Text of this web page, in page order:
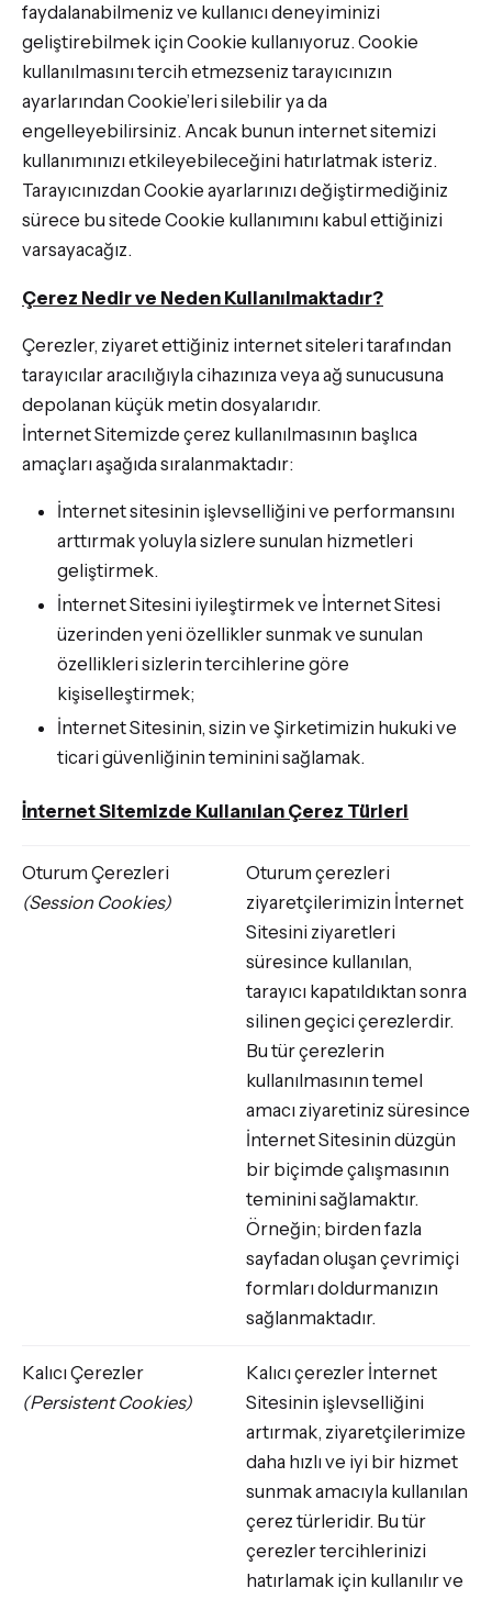
faydalanabilmeniz ve kullanıcı deneyiminizi
geliştirebilmek için Cookie kullanıyoruz. Cookie
kullanılmasını tercih etmezseniz tarayıcınızın
ayarlarından Cookie’leri silebilir ya da
engelleyebilirsiniz. Ancak bunun internet sitemizi
kullanımınızı etkileyebileceğini hatırlatmak isteriz.
Tarayıcınızdan Cookie ayarlarınızı değiştirmediğiniz
sürece bu sitede Cookie kullanımını kabul ettiğinizi
varsayacağız.
Çerez Nedir ve Neden Kullanılmaktadır?
Çerezler, ziyaret ettiğiniz internet siteleri tarafından
tarayıcılar aracılığıyla cihazınıza veya ağ sunucusuna
depolanan küçük metin dosyalarıdır.
İnternet Sitemizde çerez kullanılmasının başlıca
amaçları aşağıda sıralanmaktadır:
İnternet sitesinin işlevselliğini ve performansını
arttırmak yoluyla sizlere sunulan hizmetleri
geliştirmek.
İnternet Sitesini iyileştirmek ve İnternet Sitesi
üzerinden yeni özellikler sunmak ve sunulan
özellikleri sizlerin tercihlerine göre
kişiselleştirmek;
İnternet Sitesinin, sizin ve Şirketimizin hukuki ve
ticari güvenliğinin teminini sağlamak.
İnternet Sitemizde Kullanılan Çerez Türleri
Oturum Çerezleri
(Session Cookies)
Oturum çerezleri
ziyaretçilerimizin İnternet
Sitesini ziyaretleri
süresince kullanılan,
tarayıcı kapatıldıktan sonra
silinen geçici çerezlerdir.
Bu tür çerezlerin
kullanılmasının temel
amacı ziyaretiniz süresince
İnternet Sitesinin düzgün
bir biçimde çalışmasının
teminini sağlamaktır.
Örneğin; birden fazla
sayfadan oluşan çevrimiçi
formları doldurmanızın
sağlanmaktadır.
Kalıcı Çerezler
(Persistent Cookies)
Kalıcı çerezler İnternet
Sitesinin işlevselliğini
artırmak, ziyaretçilerimize
daha hızlı ve iyi bir hizmet
sunmak amacıyla kullanılan
çerez türleridir. Bu tür
çerezler tercihlerinizi
hatırlamak için kullanılır ve